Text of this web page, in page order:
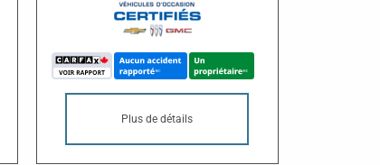
Plus de détails